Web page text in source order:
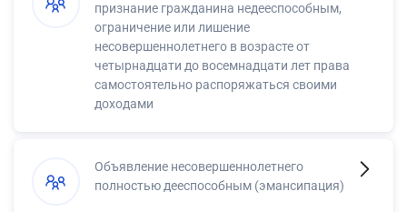
признание гражданина недееспособным,
ограничение или лишение
несовершеннолетнего в возрасте от
четырнадцати до восемнадцати лет права
самостоятельно распоряжаться своими
доходами
Объявление несовершеннолетнего
полностью дееспособным (эмансипация)